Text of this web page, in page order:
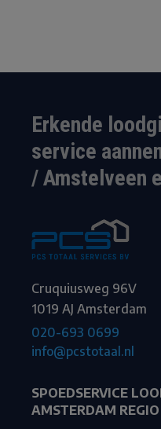
Erkende
service
/ Amstelveen
Cruquiusweg 96V
1019 AJ Amsterdam
020-693 0699
info@pcstotaal.nl
SPOEDSERVICE
AMSTERDAM REGIO